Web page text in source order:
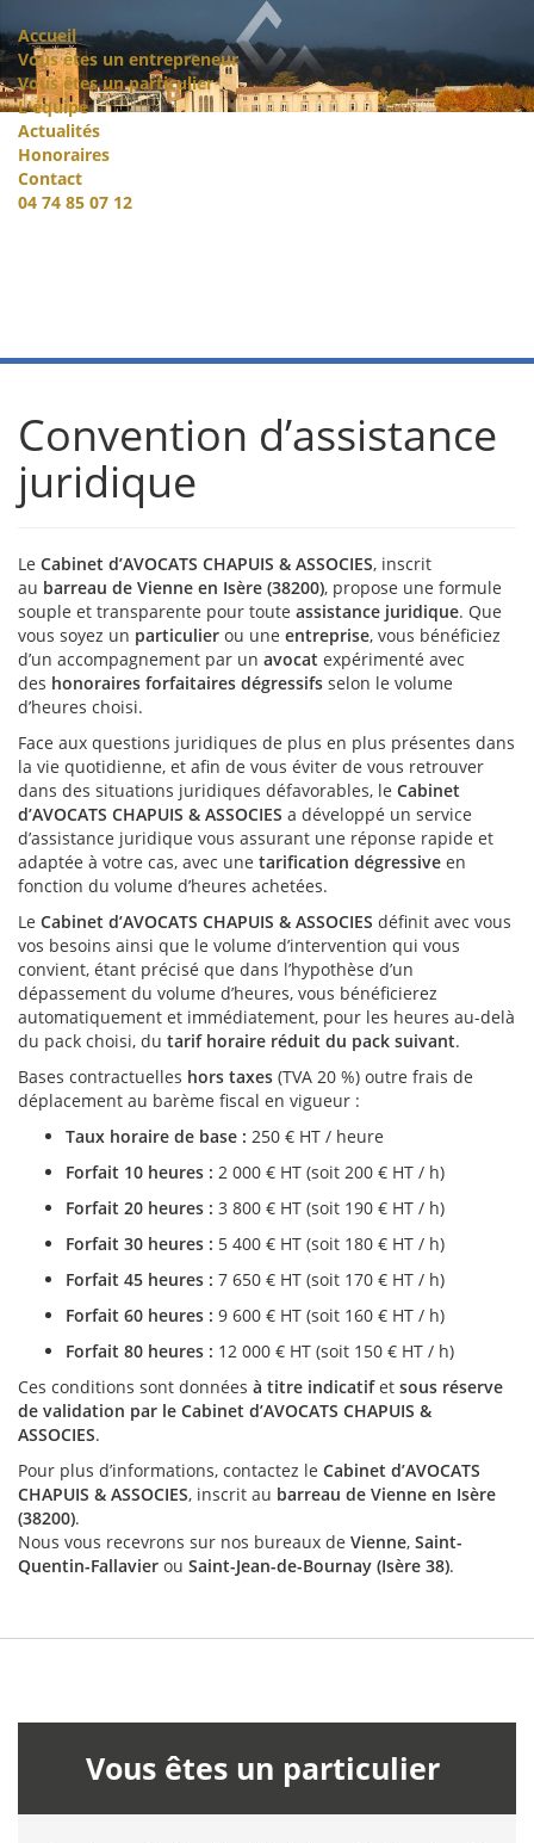
Accueil
Vous êtes un entrepreneur
Vous êtes un particulier
L'équipe
Actualités
Honoraires
Contact
04 74 85 07 12
Convention d’assistance
juridique
Le Cabinet d’AVOCATS CHAPUIS & ASSOCIES, inscrit
au barreau de Vienne en Isère (38200), propose une formule
souple et transparente pour toute assistance juridique. Que
vous soyez un particulier ou une entreprise, vous bénéficiez
d’un accompagnement par un avocat expérimenté avec
des honoraires forfaitaires dégressifs selon le volume
d’heures choisi.
Face aux questions juridiques de plus en plus présentes dans
la vie quotidienne, et afin de vous éviter de vous retrouver
dans des situations juridiques défavorables, le Cabinet
d’AVOCATS CHAPUIS & ASSOCIES a développé un service
d’assistance juridique vous assurant une réponse rapide et
adaptée à votre cas, avec une tarification dégressive en
fonction du volume d’heures achetées.
Le Cabinet d’AVOCATS CHAPUIS & ASSOCIES définit avec vous
vos besoins ainsi que le volume d’intervention qui vous
convient, étant précisé que dans l’hypothèse d’un
dépassement du volume d’heures, vous bénéficierez
automatiquement et immédiatement, pour les heures au-delà
du pack choisi, du tarif horaire réduit du pack suivant.
Bases contractuelles hors taxes (TVA 20 %) outre frais de
déplacement au barème fiscal en vigueur :
Taux horaire de base : 250 € HT / heure
Forfait 10 heures : 2 000 € HT (soit 200 € HT / h)
Forfait 20 heures : 3 800 € HT (soit 190 € HT / h)
Forfait 30 heures : 5 400 € HT (soit 180 € HT / h)
Forfait 45 heures : 7 650 € HT (soit 170 € HT / h)
Forfait 60 heures : 9 600 € HT (soit 160 € HT / h)
Forfait 80 heures : 12 000 € HT (soit 150 € HT / h)
Ces conditions sont données à titre indicatifet sous réserve
de validation par le Cabinet d’AVOCATS CHAPUIS &
ASSOCIES.
Pour plus d’informations, contactez le Cabinet d’AVOCATS
CHAPUIS & ASSOCIES, inscrit au barreau de Vienne en Isère
(38200).
Nous vous recevrons sur nos bureaux de Vienne, Saint-
Quentin-Fallavier ou Saint-Jean-de-Bournay (Isère 38).
Vous êtes un particulier